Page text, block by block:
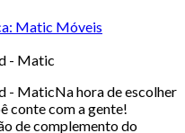
Matic Móveis
- Matic
- MaticNa hora de escolher
conte com a gente!
de complemento do